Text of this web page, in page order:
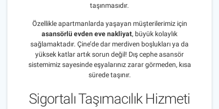
taşınmasıdır.
Özellikle apartmanlarda yaşayan müşterilerimiz için
asansörlü evden eve nakliyat, büyük kolaylık
sağlamaktadır. Çine’de dar merdiven boşlukları ya da
yüksek katlar artık sorun değil! Dış cephe asansör
sistemimiz sayesinde eşyalarınız zarar görmeden, kısa
sürede taşınır.
Sigortalı Taşımacılık Hizmeti